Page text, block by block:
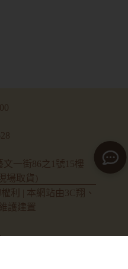
一街86之1號15樓
場取貨)
利 | 本網站由 3C翔
、
護建置